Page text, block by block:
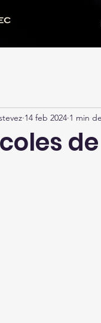
14 feb 2024 1 min